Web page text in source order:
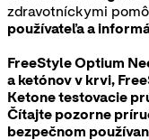
zdravotníckymi
používateľa a
FreeStyle Optium
a ketónov v krvi,
Ketone testovacie
Čítajte pozorne
bezpečnom